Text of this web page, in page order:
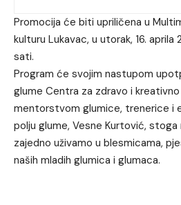
Promocija će biti upriličena u
kulturu Lukavac, u utorak, 16. aprila
sati.
Program će svojim nastupom
glume Centra za zdravo i
mentorstvom glumice, trenerice i
polju glume, Vesne Kurtović,
zajedno uživamo u blesmicama,
naših mladih glumica i glumaca.